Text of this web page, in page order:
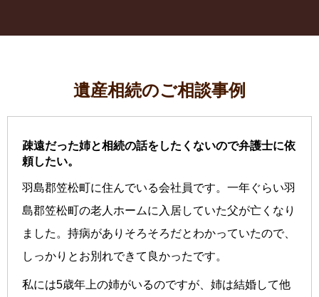
遺産相続のご相談事例
疎遠だった姉と相続の話をしたくないので弁護士に依
頼したい。
羽島郡笠松町に住んでいる会社員です。一年ぐらい羽
島郡笠松町の老人ホームに入居していた父が亡くなり
ました。持病がありそろそろだとわかっていたので、
しっかりとお別れできて良かったです。
私には5歳年上の姉がいるのですが、姉は結婚して他